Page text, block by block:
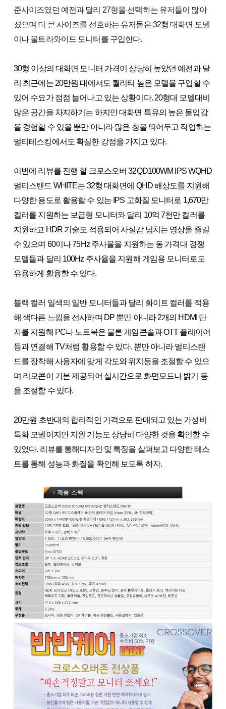
준사이즈였던 예전과 달리 27형을 선택하는 유저들이 많아
졌으며 더 큰 사이즈를 선호하는 유저들은 32형 대화면 모델
이나 울트라와이드 모니터를 구입한다.
30형 이상의 대화면 모니터 가격이 상당히 높았던 예전과 달
리 최근에는 20만원 대에서도 퀄리티 높은 모델을 구입할 수
있어 수요가 점점 늘어나고 있는 상황이다. 20형대 모델대비
많은 공간을 차지하기는 하지만 대화면 특유의 높은 몰입감
을 경험할 수 있을 뿐만 아니라 많은 창을 띄어두고 작업하는
멀티테스킹에서도 확실한 강점을 가지고 있다.
이번에 리뷰를 진행 할 크로스오버 32QD100WM IPS WQHD
멀티스탠드 WHITE는 32형 대화면에 QHD 해상도를 지원해
다양한 용도로 활용할 수 있는 IPS 고화질 모니터로 1,670만
컬러를 지원하는 보급형 모니터와 달리 10억 7천만 컬러를
지원하고 HDR 기술도 적용되어 사실감 넘치는 영상을 즐길
수 있으며 60이나 75Hz 주사율을 지원하는 동 가격대 경쟁
모델들과 달리 100Hz 주사율을 지원해 게임용 모니터로도
유용하게 활용할 수 있다.
블랙 컬러 일색의 일반 모니터들과 달리 화이트 컬러를 적용
해 색다른 느낌을 선사하며 DP 뿐만 아니라 2개의 HDMI 단
자를 지원해 PC나 노트북은 물론 게임콘솔과 OTT 플레이어
등과 연결해 TV처럼 활용할 수 있다. 뿐만 아니라 멀티스탠
드를 장착해 사용자에 맞게 각도와 위치등을 조절할 수 있으
며 리모콘이 기본 제공되어 실시간으로 화면모드나 밝기 등
을 조절할 수 있다.
20만원 초반대의 합리적인 가격으로 판매되고 있는 가성비
특화 모델이지만 지원 기능도 상당히 다양한 것을 확인할 수
있었다. 리뷰를 통해디자인 및 특징을 살펴보고 다양한 테스
트를 통해 성능과 화질을 확인해 보도록 하자.